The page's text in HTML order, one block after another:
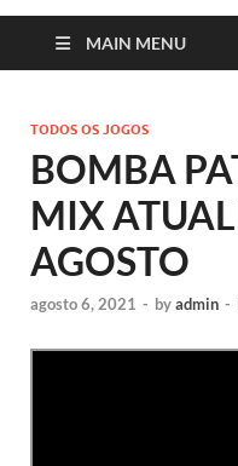
MAIN MENU
TODOS OS JOGOS
BOMBA
MIX
AGOSTO
agosto 6, 2021 - byadmin -